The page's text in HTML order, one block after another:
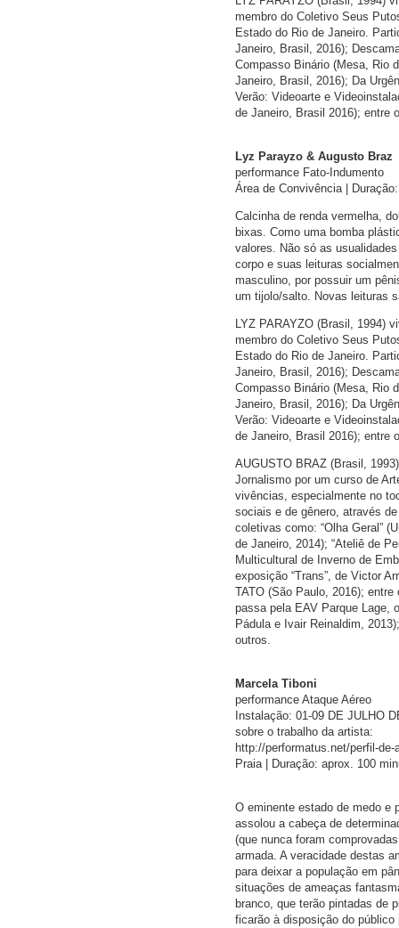
membro do Coletivo Seus
Estado do Rio de Janeiro.
Janeiro, Brasil, 2016);
Compasso Binário (Mesa, Rio
Janeiro, Brasil, 2016); Da
Verão: Videoarte e
de Janeiro, Brasil 2016); entre
Lyz Parayzo & Augusto Braz
performance Fato-Indumento
Área de Convivência |
Calcinha de renda vermelha,
bixas. Como uma bomba
valores. Não só as
corpo e suas leituras
masculino, por possuir um
um tijolo/salto. Novas leituras
LYZ PARAYZO (Brasil, 1994)
membro do Coletivo Seus
Estado do Rio de Janeiro.
Janeiro, Brasil, 2016);
Compasso Binário (Mesa, Rio
Janeiro, Brasil, 2016); Da
Verão: Videoarte e
de Janeiro, Brasil 2016); entre
AUGUSTO BRAZ (Brasil,
Jornalismo por um curso de
vivências, especialmente no
sociais e de gênero, através
coletivas como: “Olha Geral”
de Janeiro, 2014); “Ateliê de
Multicultural de Inverno de
exposição “Trans”, de Victor
TATO (São Paulo, 2016);
passa pela EAV Parque Lage,
Pádula e Ivair Reinaldim,
outros.
Marcela Tiboni
performance Ataque Aéreo
Instalação: 01-09 DE JULHO
sobre o trabalho da artista:
http://performatus.net/perfil-
Praia | Duração: aprox. 100
O eminente estado de medo e
assolou a cabeça de
(que nunca foram
armada. A veracidade destas
para deixar a população em
situações de ameaças
branco, que terão pintadas de
ficarão à disposição do público